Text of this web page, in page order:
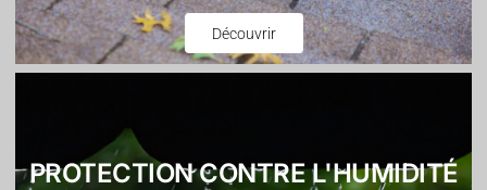
Découvrir
PROTECTION CONTRE L'HUMIDITÉ